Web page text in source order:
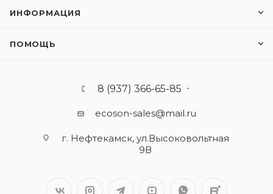
ИНФОРМАЦИЯ
ПОМОЩЬ
8 (937) 366-65-85
ecoson-sales@mail.ru
г. Нефтекамск, ул.Высоковольтная
9В